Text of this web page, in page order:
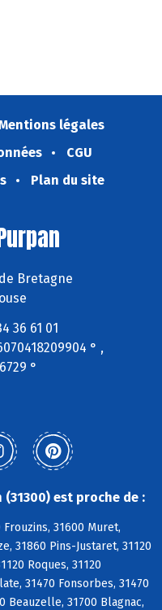
légales
CGU
Plan du site
Bretagne
36 61 01
° ,
°
est proche de :
Frouzins, 31600 Muret,
31860 Pins-Justaret, 31120
Roques, 31120
31470 Fonsorbes, 31470
Beauzelle, 31700 Blagnac,